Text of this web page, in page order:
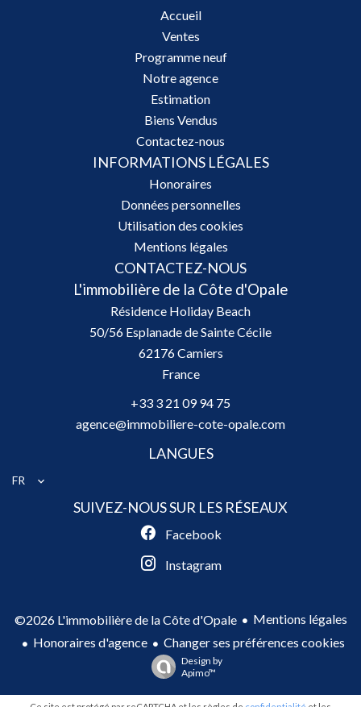
Accueil
Ventes
Programme neuf
Notre agence
Estimation
Biens Vendus
Contactez-nous
INFORMATIONS LÉGALES
Honoraires
Données personnelles
Utilisation des cookies
Mentions légales
CONTACTEZ-NOUS
L'immobilière de la Côte d'Opale
Résidence Holiday Beach
50/56 Esplanade de Sainte Cécile
62176Camiers
France
+33 3 21 09 94 75
agence@immobiliere-cote-opale.com
LANGUES
FR
SUIVEZ-NOUS SUR LES RÉSEAUX
Facebook
Instagram
©2026 L'immobilière de la Côte d'Opale
Mentions légales
Honoraires d'agence
Changer ses préférences cookies
Design by
Apimo™